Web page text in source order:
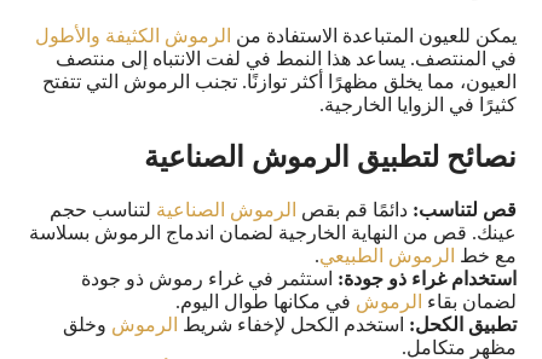
يمكن للعيون المتباعدة الاستفادة من الرموش الكثيفة والأطول
في المنتصف. يساعد هذا النمط في لفت الانتباه إلى منتصف
العيون، مما يخلق مظهرًا أكثر توازنًا. تجنب الرموش التي تتفتح
كثيرًا في الزوايا الخارجية.
نصائح لتطبيق الرموش الصناعية
قص لتناسب: دائمًا قم بقص الرموش الصناعية لتناسب حجم
عينك. قص من النهاية الخارجية لضمان اندماج الرموش بسلاسة
مع خط الرموش الطبيعي.
استخدام غراء ذو جودة: استثمر في غراء رموش ذو جودة
لضمان بقاء الرموش في مكانها طوال اليوم.
تطبيق الكحل: استخدم الكحل لإخفاء شريط الرموش وخلق
مظهر متكامل.